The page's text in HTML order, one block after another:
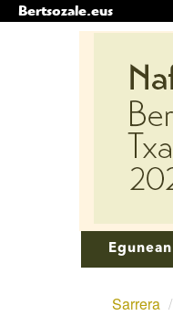
Bertsozale.eus
Edukira
nabigazioara
Nabigazioa
Egunean
Sarrera /